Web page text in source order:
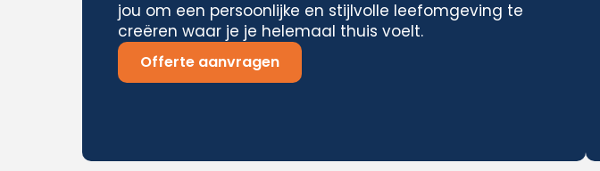
jou om een persoonlijke en stijlvolle leefomgeving te
creëren waar je je helemaal thuis voelt.
Offerte aanvragen